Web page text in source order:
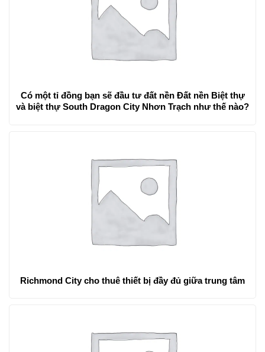
Có một tỉ đồng bạn sẽ đầu tư đất nền Đất nền Biệt thự
và biệt thự South Dragon City Nhơn Trạch như thế nào?
Richmond City cho thuê thiết bị đầy đủ giữa trung tâm